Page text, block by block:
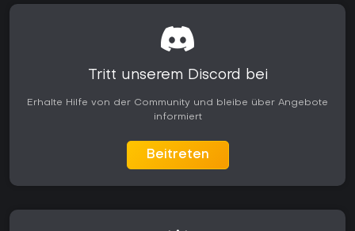
Tritt unserem Discord bei
Erhalte Hilfe von der Community und bleibe über Angebote
informiert
Beitreten